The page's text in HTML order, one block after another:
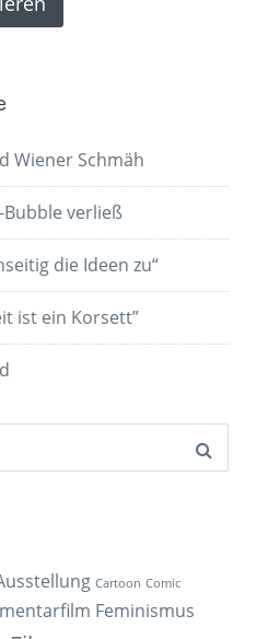
Wiener Schmäh
Bubble verließ
die Ideen zu“
ist ein Korsett”
Cartoon Comic
Feminismus